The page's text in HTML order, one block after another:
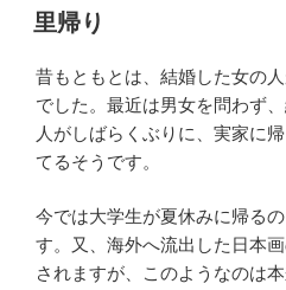
稿
日:
里帰り
昔もともとは、結婚した女の
でした。最近は男女を問わず
人がしばらくぶりに、実家に
てるそうです。
今では大学生が夏休みに帰る
す。又、海外へ流出した日本
されますが、このようなのは